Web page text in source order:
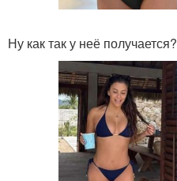
Ну как так у неё получается?